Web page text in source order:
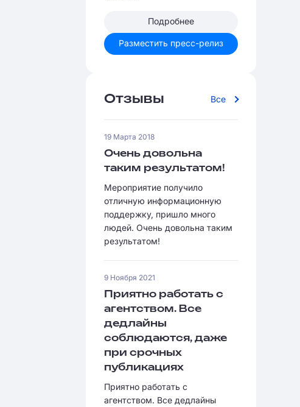
Подробнее
Разместить пресс-релиз
Отзывы Все
19 Марта 2018
Очень довольна
таким результатом!
Мероприятие получило
отличную информационную
поддержку, пришло много
людей. Очень довольна таким
результатом!
9 Ноября 2021
Приятно работать с
агентством. Все
дедлайны
соблюдаются, даже
при срочных
публикациях
Приятно работать с
агентством. Все дедлайны